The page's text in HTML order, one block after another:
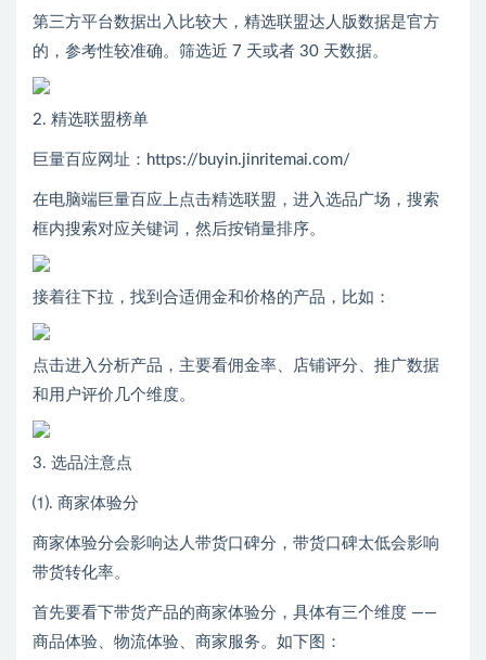
第三方平台数据出入比较大，精选联盟达人版数据是官方
的，参考性较准确。筛选近 7 天或者 30 天数据。
2. 精选联盟榜单
巨量百应网址：https://buyin.jinritemai.com/
在电脑端巨量百应上点击精选联盟，进入选品广场，搜索
框内搜索对应关键词，然后按销量排序。
接着往下拉，找到合适佣金和价格的产品，比如：
点击进入分析产品，主要看佣金率、店铺评分、推广数据
和用户评价几个维度。
3. 选品注意点
⑴. 商家体验分
商家体验分会影响达人带货口碑分，带货口碑太低会影响
带货转化率。
首先要看下带货产品的商家体验分，具体有三个维度 ——
商品体验、物流体验、商家服务。如下图：